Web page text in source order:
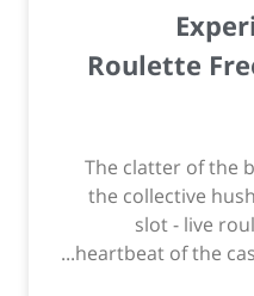
Roulette
The clatter of the
the collective
slot - live
heartbeat of the